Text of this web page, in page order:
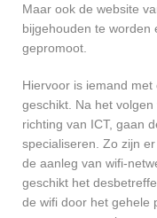
Maar ook de website
bijgehouden te worden
gepromoot.
Hiervoor is iemand
geschikt. Na het
richting van ICT, gaan
specialiseren. Zo zijn
de aanleg van wifi-
geschikt het
de wifi door het gehele